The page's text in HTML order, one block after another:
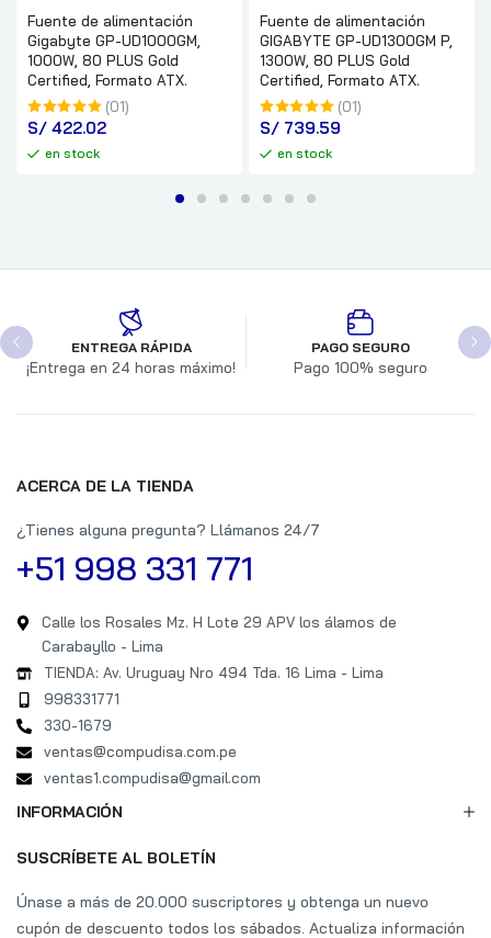
Fuente de alimentación
Gigabyte GP-UD1000GM,
1000W, 80 PLUS Gold
Certified, Formato ATX.
(01)
S/ 422.02
en stock
Fuente de alimentación
GIGABYTE GP-UD1300GM P,
1300W, 80 PLUS Gold
Certified, Formato ATX.
(01)
S/ 739.59
en stock
ENTREGA RÁPIDA
¡Entrega en 24 horas máximo!
PAGO SEGURO
Pago 100% seguro
ACERCA DE LA TIENDA
¿Tienes alguna pregunta? Llámanos 24/7
+51 998 331 771
Calle los Rosales Mz. H Lote 29 APV los álamos de
Carabayllo - Lima
TIENDA: Av. Uruguay Nro 494 Tda. 16 Lima - Lima
998331771
330-1679
ventas@compudisa.com.pe
ventas1.compudisa@gmail.com
INFORMACIÓN
SUSCRÍBETE AL BOLETÍN
Únase a más de 20.000 suscriptores y obtenga un nuevo
cupón de descuento todos los sábados. Actualiza información